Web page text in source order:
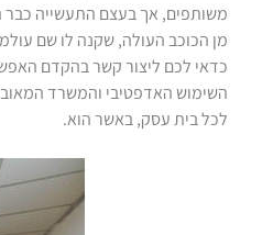
משותפים, אך בעצם התעשייה כבר
מן הכוכב העולה, שקנה לו שם
כדאי לכם ליצור קשר בהקדם
השימוש האדפטיבי והמשרד
לכל בית עסק, באשר הוא.